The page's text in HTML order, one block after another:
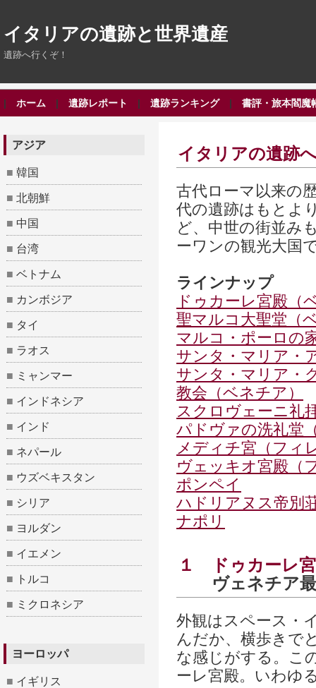
イタリアの遺跡と世界遺産
遺跡へ行くぞ！
| ホーム | 遺跡レポート | 遺跡ランキング| 書評・旅本閻魔
アジア
■ 韓国
■ 北朝鮮
■ 中国
■ 台湾
■ ベトナム
■ カンボジア
■ タイ
■ ラオス
■ ミャンマー
■ インドネシア
■ インド
■ ネパール
■ ウズベキスタン
■ シリア
■ ヨルダン
■ イエメン
■ トルコ
■ ミクロネシア
ヨーロッパ
■ イギリス
イタリアの遺跡
古代ローマ以来の
代の遺跡はもとよ
ど、中世の街並み
ーワンの観光大国
ラインナップ
ドゥカーレ宮殿（
聖マルコ大聖堂（
マルコ・ポーロの
サンタ・マリア・
サンタ・マリア・
教会（ベネチア）
スクロヴェーニ礼
パドヴァの洗礼堂
メディチ宮（フィ
ヴェッキオ宮殿（
ポンペイ
ハドリアヌス帝別
ナポリ
１
ドゥカーレ
ヴェネチア
外観はスペース・
んだか、横歩きで
な感じがする。こ
ーレ宮殿。いわ